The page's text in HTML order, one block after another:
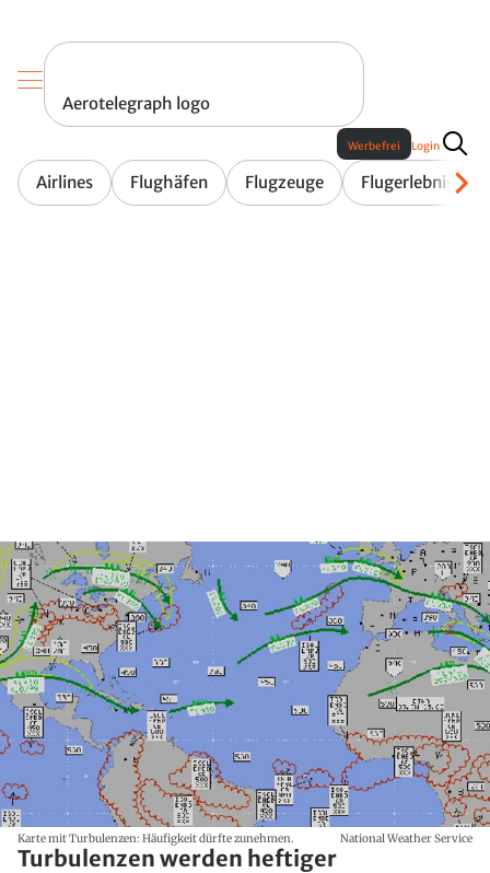
Aerotelegraph logo
Airlines Flughäfen Flugzeuge Flugerlebnis
Werbefrei Login
Karte mit Turbulenzen: Häufigkeit dürfte zunehmen. National Weather Service
Turbulenzen werden heftiger